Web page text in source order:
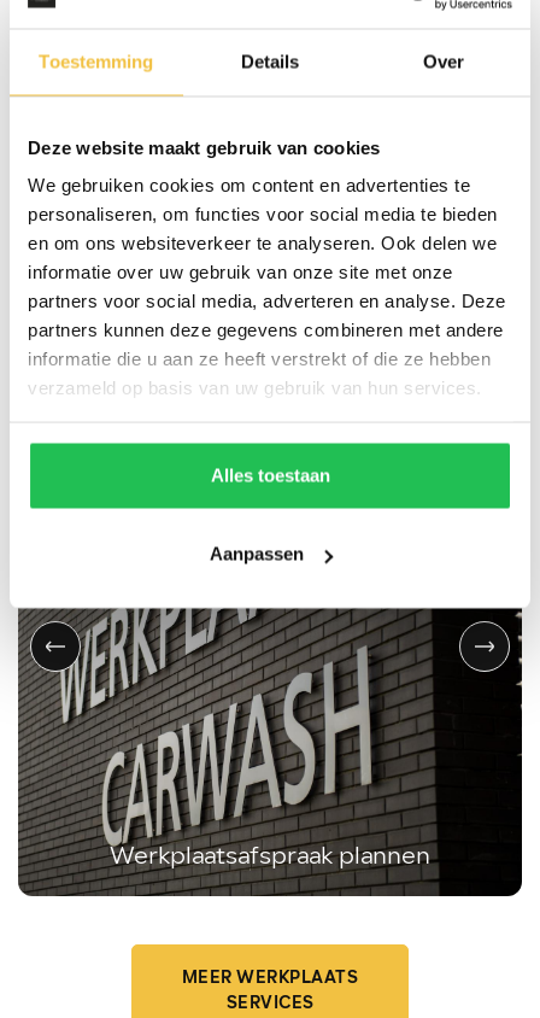
Toestemming Details Over
Deze website maakt gebruik van cookies
We gebruiken cookies om content en advertenties te
personaliseren, om functies voor social media te bieden
en om ons websiteverkeer te analyseren. Ook delen we
informatie over uw gebruik van onze site met onze
partners voor social media, adverteren en analyse. Deze
partners kunnen deze gegevens combineren met andere
informatie die u aan ze heeft verstrekt of die ze hebben
verzameld op basis van uw gebruik van hun services.
Alles toestaan
Aanpassen
MEER WERKPLAATS
SERVICES
Werkplaatsafspraak plannen
MEER WERKPLAATS
SERVICES